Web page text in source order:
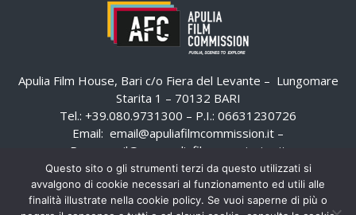
Apulia Film House, Bari c/o Fiera del Levante – Lungomare
Starita 1 – 70132 BARI
Tel.: +39.080.9731300 – P.I.: 06631230726
Email: email@apuliafilmcommission.it –
Pec:
email@pec.apuliafilmcommission.it
Questo sito o gli strumenti terzi da questo utilizzati si
avvalgono di cookie necessari al funzionamento ed utili alle
finalità illustrate nella cookie policy. Se vuoi saperne di più o